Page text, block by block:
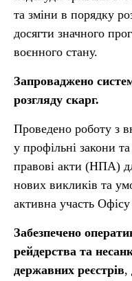
та зміни в порядку
досягти значного
воєнного стану.
Запроваджено
розгляду скарг.
Проведено роботу з
у профільні закони
правові акти (НПА)
нових викликів та
активна участь
Забезпечено
рейдерства та
державних реєстрів,